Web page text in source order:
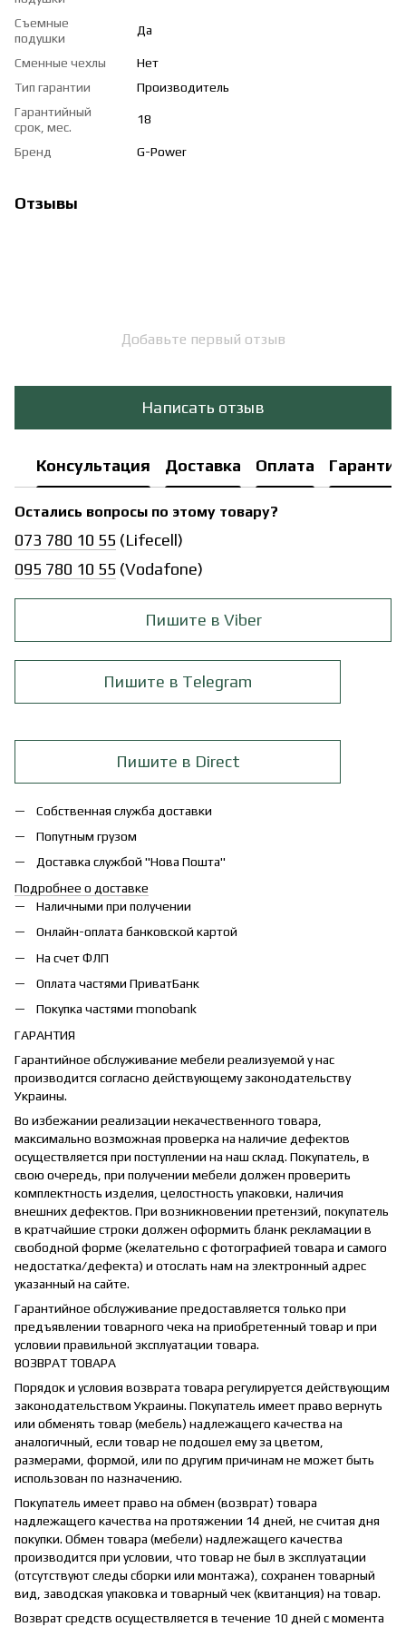
Съемные
подушки
Да
Сменные чехлы
Нет
Тип гарантии
Производитель
Гарантийный
срок, мес.
18
Бренд G-Power
Отзывы
Добавьте первый отзыв
Написать отзыв
Консультация Доставка Оплата Гарантия
Остались вопросы по этому товару?
073 780 10 55 (Lifecell)
095 780 10 55 (Vodafone)
Пишите в Viber
Пишите в Telegram
Пишите в Direct
Собственная служба доставки
Попутным грузом
Доставка службой "Нова Пошта"
Подробнее о доставке
Наличными при получении
Онлайн-оплата банковской картой
На счет ФЛП
Оплата частями ПриватБанк
Покупка частями monobank
ГАРАНТИЯ
Гарантийное обслуживание мебели реализуемой у нас
производится согласно действующему законодательству
Украины.
Во избежании реализации некачественного товара,
максимально возможная проверка на наличие дефектов
осуществляется при поступлении на наш склад. Покупатель, в
свою очередь, при получении мебели должен проверить
комплектность изделия, целостность упаковки, наличия
внешних дефектов. При возникновении претензий, покупатель
в кратчайшие строки должен оформить бланк рекламации в
свободной форме (желательно с фотографией товара и самого
недостатка/дефекта) и отослать нам на электронный адрес
указанный на сайте.
Гарантийное обслуживание предоставляется только при
предъявлении товарного чека на приобретенный товар и при
условии правильной эксплуатации товара.
ВОЗВРАТ ТОВАРА
Порядок и условия возврата товара регулируется действующим
законодательством Украины. Покупатель имеет право вернуть
или обменять товар (мебель) надлежащего качества на
аналогичный, если товар не подошел ему за цветом,
размерами, формой, или по другим причинам не может быть
использован по назначению.
Покупатель имеет право на обмен (возврат) товара
надлежащего качества на протяжении 14 дней, не считая дня
покупки. Обмен товара (мебели) надлежащего качества
производится при условии, что товар не был в эксплуатации
(отсутствуют следы сборки или монтажа), сохранен товарный
вид, заводская упаковка и товарный чек (квитанция) на товар.
Возврат средств осуществляется в течение 10 дней с момента